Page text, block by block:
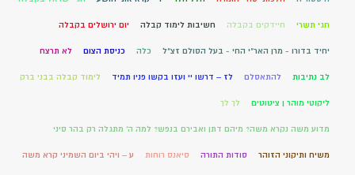
חגי תשרי חיידקים בקבלה חשיבות לימוד קבלה יום ירושלים בקבלה
יחיד בדורו - מרן האר"י החי - בעל הסולם זצ"ל כלה כניסת הצום לא תרצח
לב נתיבות להתאסלם לז – דרשו יי ועזו בקשו פניו תמיד לימוד קבלה בבני ברק
ליקוטי מוהר ן ציטוטים לך לך
מדוע משה נקרא משה? מיהם דתן ואבירם בנפש? למה ה' מתגלה רק בהר סיני
משיח ותיקוני הזוהר סודות התורה סיאנס רוחות ע – ויהי ביום השמיני קרא משה